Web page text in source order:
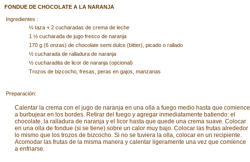
FONDUE DE CHOCOLATE A LA NARANJA
Ingredientes :
½ taza + 2 cucharadas de crema de leche
1 ½ cucharada de jugo fresco de naranja
170 g (6 onzas) de chocolate semi dulce (bitter), picado o rallado
½ cucharada de ralladura de naranja
½ cucharadita de licor de naranja (opcional)
Trozos de bizcocho, fresas, peras en gajos, manzanas
Preparación:
Calentar la crema con el jugo de naranja en una olla a fuego medio hasta que comience
a burbujear en los bordes. Retirar del fuego y agregar inmediatamente batiendo: el
chocolate, la ralladura de naranja y el licor hasta que quede una crema suave. Colocar
en una olla de fondue (si se tiene) sobre un calor muy bajo. Colocar las frutas alrededor
lo mismo que los trozos de bizcocho. Si no se tuviera la olla, colocar en un recipiente.
Acomodar las frutas de la misma manera y calentar ligeramente una vez que comience
a enfriarse.